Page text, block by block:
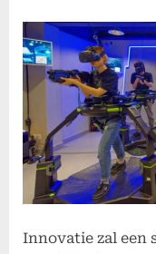
Innovatie zal een